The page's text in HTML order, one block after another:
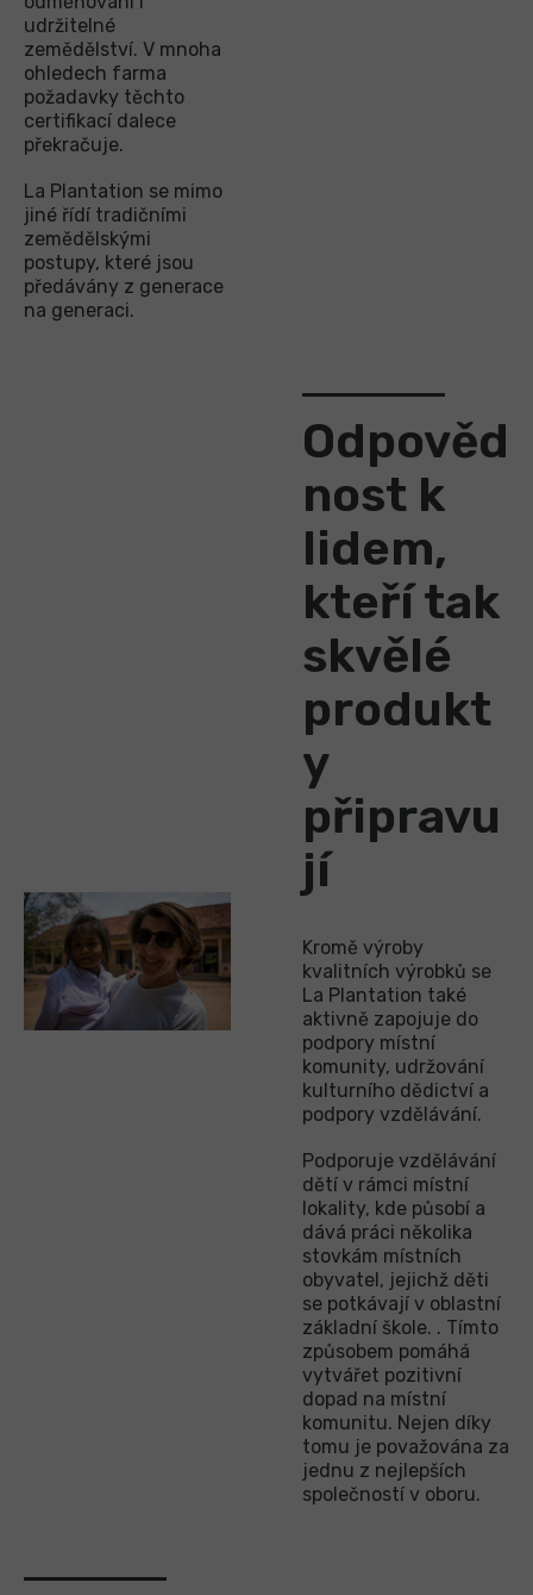
udržitelné
zemědělství. V mnoha
ohledech farma
požadavky těchto
certifikací dalece
překračuje.
La Plantation se mimo
jiné řídí tradičními
zemědělskými
postupy, které jsou
předávány z generace
na generaci.
Odpověd
nost k
lidem,
kteří tak
skvělé
produkt
y
připravu
jí
Kromě výroby
kvalitních výrobků se
La Plantation také
aktivně zapojuje do
podpory místní
komunity, udržování
kulturního dědictví a
podpory vzdělávání.
Podporuje vzdělávání
dětí v rámci místní
lokality, kde působí a
dává práci několika
stovkám místních
obyvatel, jejichž děti
se potkávají v oblastní
základní škole. . Tímto
způsobem pomáhá
vytvářet pozitivní
dopad na místní
komunitu. Nejen díky
tomu je považována za
jednu z nejlepších
společností v oboru.